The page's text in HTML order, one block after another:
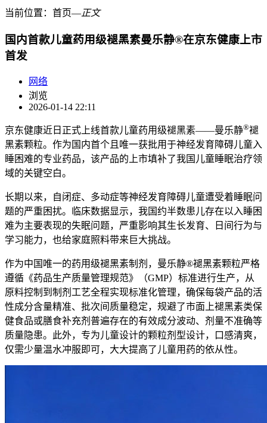
当前位置： 首页―正文
国内首款儿童药用级褪黑素曼乐静®在京东健康上市
首发
网络
浏览
2026-01-14 22:11
京东健康近日正式上线首款儿童药用级褪黑素——曼乐静®褪
黑素颗粒。作为国内首个且唯一获批用于神经发育障碍儿童入
睡困难的专业药品，该产品的上市填补了我国儿童睡眠治疗领
域的关键空白。
长期以来，自闭症、多动症等神经发育障碍儿童遭受着睡眠问
题的严重困扰。临床数据显示，我国约半数患儿存在以入睡困
难为主要表现的失眠问题，严重影响其生长发育、日间行为与
学习能力，也给家庭照料带来巨大挑战。
作为中国唯一的药用级褪黑素制剂，曼乐静®褪黑素颗粒严格
遵循《药品生产质量管理规范》（GMP）标准进行生产，从
原料控制到制剂工艺全程实现标准化管理，确保每袋产品的活
性成分含量精准、批次间质量稳定，规避了市面上褪黑素类保
健食品或膳食补充剂普遍存在的有效成分波动、剂量不准确等
质量隐患。此外，专为儿童设计的颗粒剂型设计，口感清爽，
仅需少量温水冲服即可，大大提高了儿童用药的依从性。